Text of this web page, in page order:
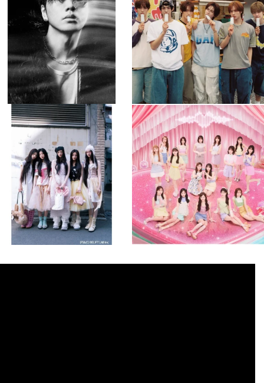
8月 4
588 0
8月 4
6 0
musicjapantv
💡8月特番放送決定！
8月 4
2 0
musicjapantv
💡8月特番放送決定！
...
8月 4
2 0